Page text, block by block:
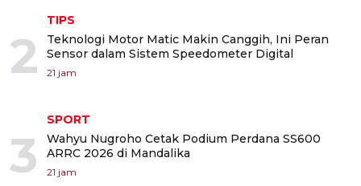
2
TIPS
Teknologi Motor Matic Makin Canggih, Ini Peran
Sensor dalam Sistem Speedometer Digital
21 jam
3
SPORT
Wahyu Nugroho Cetak Podium Perdana SS600
ARRC 2026 di Mandalika
21 jam